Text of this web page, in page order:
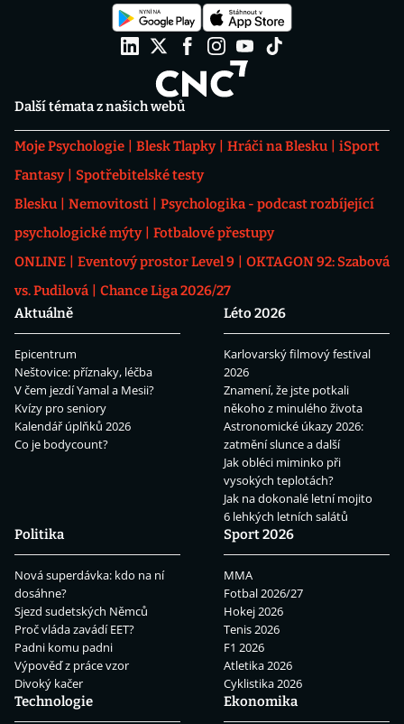
Další témata z našich webů
Moje Psychologie Blesk Tlapky Hráči na Blesku
iSport
Fantasy
Spotřebitelské testy
Blesku
Nemovitosti
Psychologika - podcast rozbíjející
psychologické mýty
Fotbalové přestupy
ONLINE
Eventový prostor Level 9
OKTAGON 92: Szabová
vs. Pudilová
Chance Liga 2026/27
Aktuálně
Epicentrum
Neštovice: příznaky, léčba
V čem jezdí Yamal a Mesii?
Kvízy pro seniory
Kalendář úplňků 2026
Co je bodycount?
Léto 2026
Karlovarský filmový festival
2026
Znamení, že jste potkali
někoho z minulého života
Astronomické úkazy 2026:
zatmění slunce a další
Jak obléci miminko při
vysokých teplotách?
Jak na dokonalé letní mojito
6 lehkých letních salátů
Politika
Nová superdávka: kdo na ní
dosáhne?
Sjezd sudetských Němců
Proč vláda zavádí EET?
Padni komu padni
Výpověď z práce vzor
Divoký kačer
Sport 2026
MMA
Fotbal 2026/27
Hokej 2026
Tenis 2026
F1 2026
Atletika 2026
Cyklistika 2026
Technologie
Ekonomika